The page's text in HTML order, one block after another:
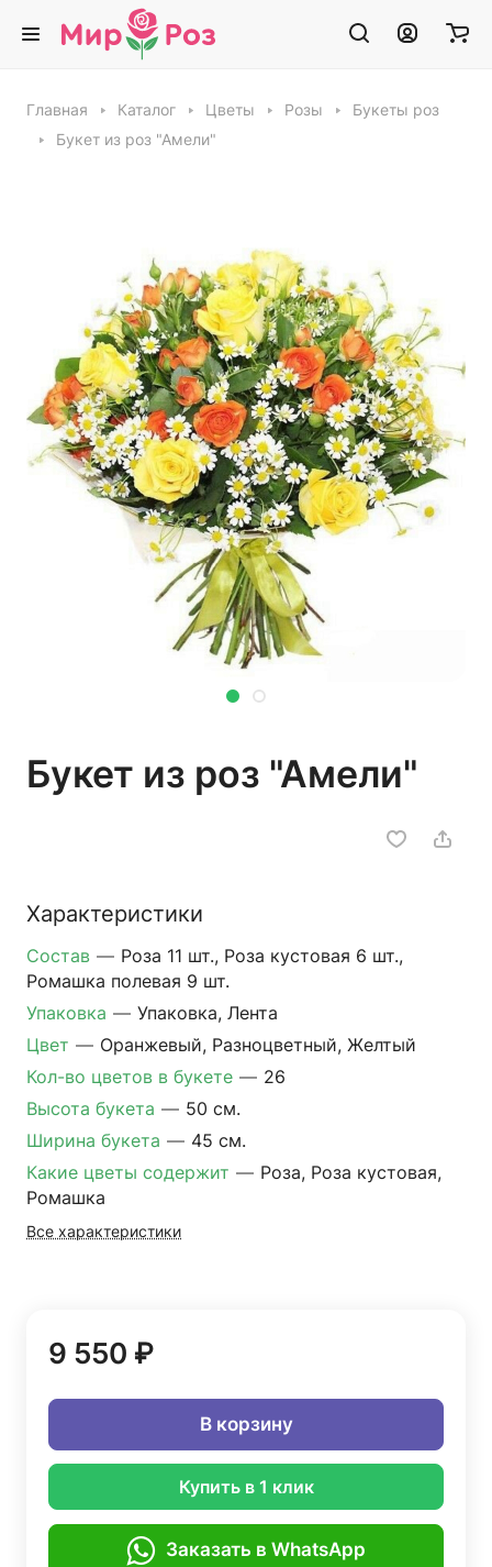
Главная Каталог Цветы Розы
Букеты роз
Букет из роз "Амели"
Букет из роз "Амели"
Характеристики
Состав — Роза 11 шт., Роза кустовая 6 шт.,
Ромашка полевая 9 шт.
Упаковка — Упаковка, Лента
Цвет — Оранжевый, Разноцветный, Желтый
Кол-во цветов в букете — 26
Высота букета — 50 см.
Ширина букета — 45 см.
Какие цветы содержит — Роза, Роза кустовая,
Ромашка
Все характеристики
9 550 ₽
В корзину
Купить в 1 клик
Заказать в WhatsApp